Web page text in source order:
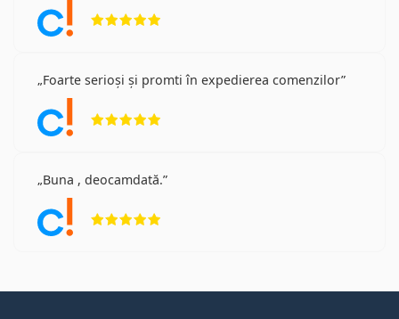
Foarte serioși și promti în expedierea comenzilor
Buna , deocamdată.